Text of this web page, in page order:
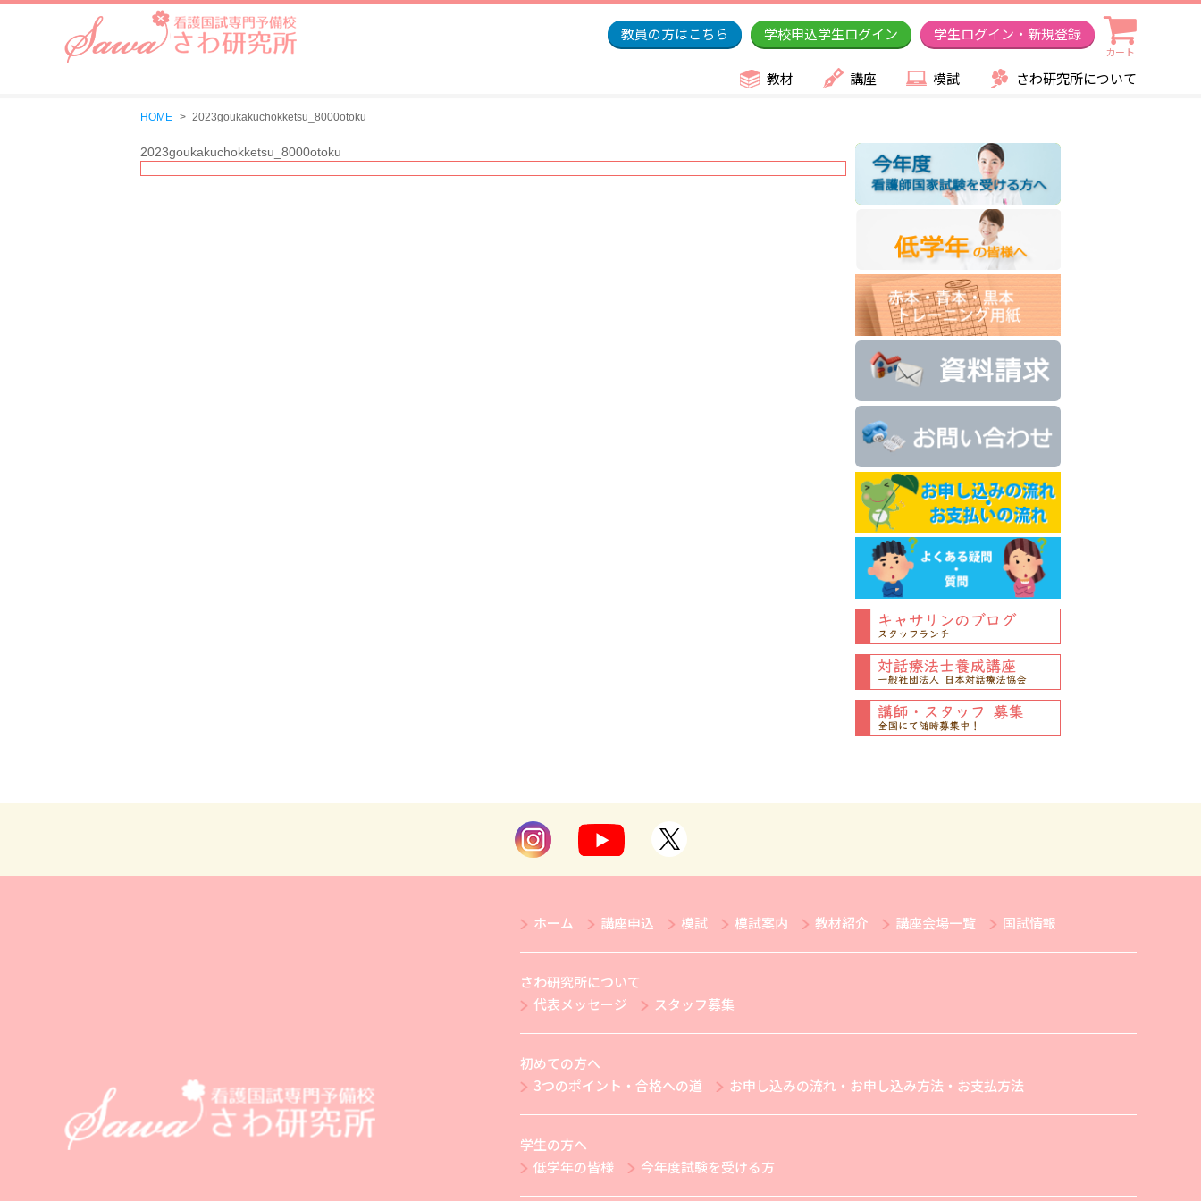
教員の方はこちら 学校申込学生ログイン 学生ログイン・新規登録
カート
教材 講座 模試 さわ研究所について
HOME 2023goukakuchokketsu_8000otoku
2023goukakuchokketsu_8000otoku
ホーム 講座申込 模試 模試案内 教材紹介 講座会場一覧 国試情報
さわ研究所について
代表メッセージ
スタッフ募集
初めての方へ
3つのポイント・合格への道
お申し込みの流れ・お申し込み方法・お支払方法
学生の方へ
低学年の皆様
今年度試験を受ける方